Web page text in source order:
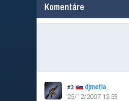
Komentáre
#3 djmetla
25/12/2007 12:53